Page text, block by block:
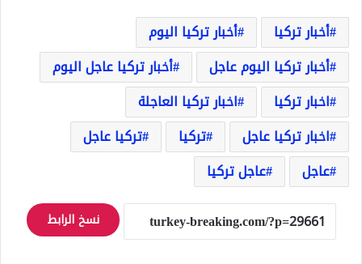
أخبار تركيا
أخبار تركيا اليوم
أخبار تركيا اليوم عاجل
أخبار تركيا عاجل اليوم
اخبار تركيا
اخبار تركيا العاجلة
اخبار تركيا عاجل
تركيا
تركيا عاجل
عاجل
عاجل تركيا
نسخ الرابط